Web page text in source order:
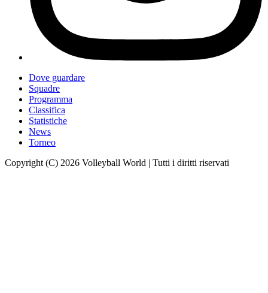
Dove guardare
Squadre
Programma
Classifica
Statistiche
News
Torneo
Copyright (C) 2026 Volleyball World | Tutti i diritti riservati